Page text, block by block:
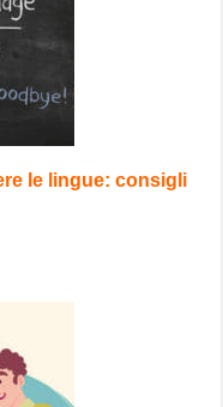
le lingue: consigli